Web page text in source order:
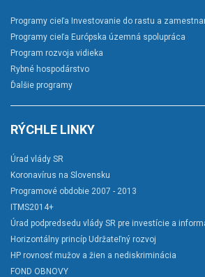
Programy cieľa Investovanie do rastu a
Programy cieľa Európska územná spolupráca
Program rozvoja vidieka
Rybné hospodárstvo
Ďalšie programy
RÝCHLE LINKY
Úrad vlády SR
Koronavírus na Slovensku
Programové obdobie 2007 - 2013
ITMS2014+
Úrad podpredsedu vlády SR pre investície a
Horizontálny princíp Udržateľný rozvoj
HP rovnosť mužov a žien a nediskriminácia
FOND OBNOVY